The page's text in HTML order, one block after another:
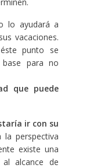
lo ayudará a
vacaciones.
punto se
base para no
que puede
ir con su
la perspectiva
existe una
alcance de